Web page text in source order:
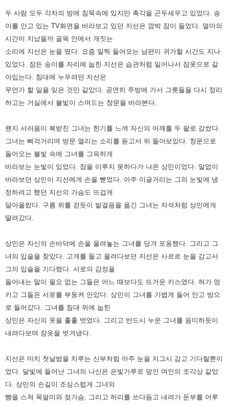
두 사람 모두 각자의 방에 침묵속에 있지만 촉각을 곤두세우고 있었다. 송
이를 안고 있는 TV화면을 바라보고 있던 지선은 깜박 잠이 들었다. 얼마의
시간이 지났을까 골목 안에서 개짓는
소리에 지선은 눈을 떴다. 요즘 일찍 들어오는 남편이 귀가할 시간도 지나
있었다. 잠든 송이를 자리에 눕힌 지선은 습관처럼 일어나서 잠옷으로 갈
아입는다. 침대에 누우려던 지선은
무언가 할 일을 잊은 것만 같았다. 공연히 주방에 가서 그릇들을 다시 정리
하고는 거실에서 불빛이 스며드는 창문을 바라본다.
왠지 서러움이 북받친 그녀는 한기를 느껴 자신의 어깨를 두 팔로 감쌌다.
그녀는 삐걱거리며 방문 열리는 소리를 듣고서 뒤 돌아보았다. 창문으로
들어오는 불빛 속에 그녀를 그윽하게
바라보는 눈빛이 있었다. 잠을 이루지 못하다가 나온 상민이었다. 말없이
바라보던 상민이 지선에게 손을 뻗었다. 아주 이글거리는 그의 눈빛에 냉
정하려고 했던 지선의 가슴도 뜨겁게
달아올랐다. 구름 위를 걷듯이 발걸음을 옮긴 그녀는 자석처럼 상민에게
딸려갔다.
상민은 자신의 손바닥에 손을 올려놓는 그녀를 당겨 포옹했다. 그리고 그
녀의 입술을 찾았다.
고개를 들고 올려다보던 지선은 사르르 눈을 감고서
그의 입술을 기다렸다. 서로의 감정을
들어내는 말이 필요 없는 그들은 어느 때보다도 뜨거운 키스였다. 혀가 엉
키고 그들은 서로를 부둥켜 안았다. 상민이 그녀를 가볍게 들어 안고 방으
로 들어갔다. 그녀를 침대 위에 눕힌
상민은 자신의 옷을 훌훌 벗었다. 그리고 반드시 누운 그녀를 음미하듯이
내려다보며 잠옷을 벗겨냈다.
지선은 마치 첫날밤을 치루는 신부처럼 아주 눈을 지그시 감고 기다릴 뿐이
었다. 달빛에 들어난 그녀의 나신은 은빛가루로 덮인 여인의 조각상 같았
다. 상민의 손길이 조심스럽게 그녀의
뺨을 스쳐 목덜미와 젖가슴, 그리고 허리를 쓰다듬고 내려가 둔부를 어루